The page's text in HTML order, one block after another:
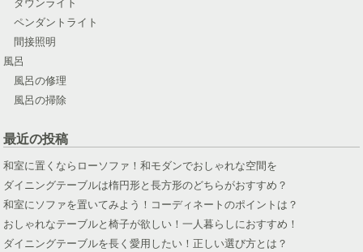
ペンダントライト
間接照明
風呂
風呂の修理
風呂の掃除
最近の投稿
和室に置くならローソファ！和モダンでおしゃれな空間を
ダイニングテーブルは楕円形と長方形のどちらがおすすめ？
和室にソファを置いてみよう！コーディネートのポイントは？
おしゃれなテーブルと椅子が欲しい！一人暮らしにおすすめ！
ダイニングテーブルを長く愛用したい！正しい選び方とは？